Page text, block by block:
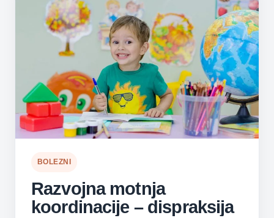
BOLEZNI
Razvojna motnja
koordinacije – dispraksija